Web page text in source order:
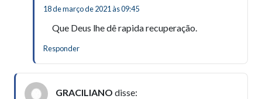
18 de março de 2021 às 09:45
Que Deus lhe dê rapida recuperação.
Responder
GRACILIANO disse: